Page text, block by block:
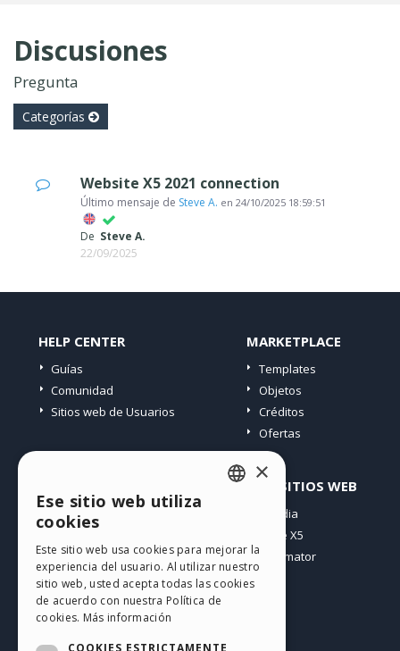
Discusiones
Pregunta
Categorías
Website X5 2021 connection
Último mensaje de Steve A. en 24/10/2025 18:59:51
De Steve A.
22/09/2025
HELP CENTER
Guías
Comunidad
Sitios web de Usuarios
MARKETPLACE
Templates
Objetos
Créditos
Ofertas
Mis post
Mis download
Espacio Web
Mis Créditos
OTROS SITIOS WEB
Incomedia
WebSite X5
WebAnimator
GERMAN
SPANISH
×
Ese sitio web utiliza
cookies
Este sitio web usa cookies para mejorar la
experiencia del usuario. Al utilizar nuestro
sitio web, usted acepta todas las cookies
de acuerdo con nuestra Política de
cookies. Más información
COOKIES ESTRICTAMENTE